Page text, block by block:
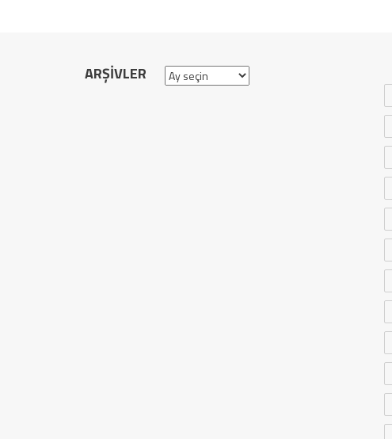
ARŞIVLER Arşivler